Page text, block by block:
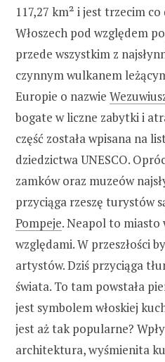
117,27 km² i jest trzecim
Włoszech pod względem
przede wszystkim z
czynnym wulkanem
Europie o nazwie
bogate w liczne zabytki i
część została wpisana na
dziedzictwa UNESCO.
zamków oraz muzeów
przyciąga rzeszę turystów
Pompeje. Neapol to
względami. W przeszłości
artystów. Dziś przyciąga
świata. To tam powstała
jest symbolem włoskiej
jest aż tak popularne?
architektura, wyśmienita